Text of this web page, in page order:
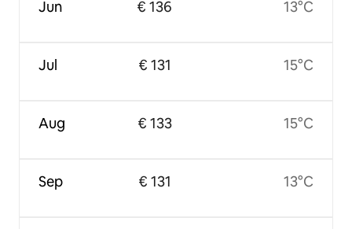
Jun
Jul
Aug
Sep
€ 136
€ 131
€ 133
€ 131
13°C
15°C
15°C
13°C